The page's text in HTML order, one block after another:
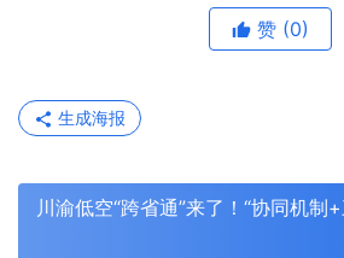
赞 (0)
生成海报
川渝低空“跨省通”来了！“协同机制